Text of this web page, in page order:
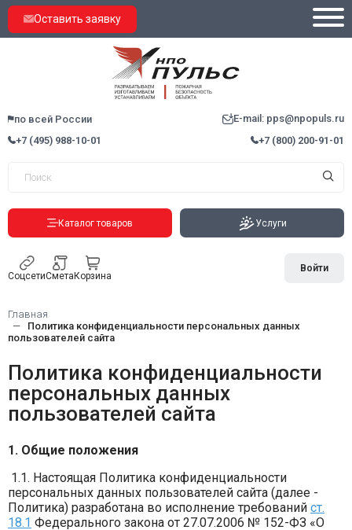
Оставить заявку
по всей России
E-mail: pps@npopuls.ru
+7 (495) 988-10-01
+7 (800) 200-91-01
Каталог товаров Услуги
СоцсетиСметаКорзина
Войти
Главная
Политика конфиденциальности персональных данных
пользователей сайта
Политика конфиденциальности
персональных данных
пользователей сайта
1. Общие положения
1.1. Настоящая Политика конфиденциальности
персональных данных пользователей сайта (далее -
Политика) разработана во исполнение требований ст.
18.1 Федерального закона от 27.07.2006 № 152-ФЗ «О